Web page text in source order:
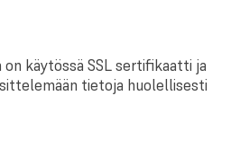
käytössä SSL sertifikaatti ja
tietoja huolellisesti